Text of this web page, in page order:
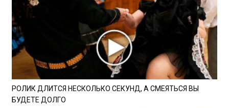
РОЛИК ДЛИТСЯ НЕСКОЛЬКО СЕКУНД, А СМЕЯТЬСЯ ВЫ
БУДЕТЕ ДОЛГО